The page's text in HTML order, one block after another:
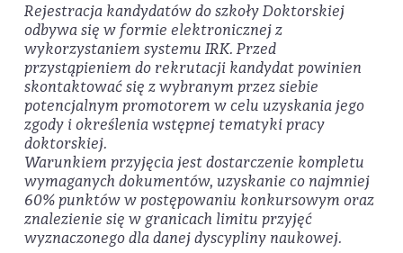
Rejestracja kandydatów do szkoły Doktorskiej
odbywa się w formie elektronicznej z
wykorzystaniem systemu IRK. Przed
przystąpieniem do rekrutacji kandydat powinien
skontaktować się z wybranym przez siebie
potencjalnym promotorem w celu uzyskania jego
zgody i określenia wstępnej tematyki pracy
doktorskiej.
Warunkiem przyjęcia jest dostarczenie kompletu
wymaganych dokumentów, uzyskanie co najmniej
60% punktów w postępowaniu konkursowym oraz
znalezienie się w granicach limitu przyjęć
wyznaczonego dla danej dyscypliny naukowej.